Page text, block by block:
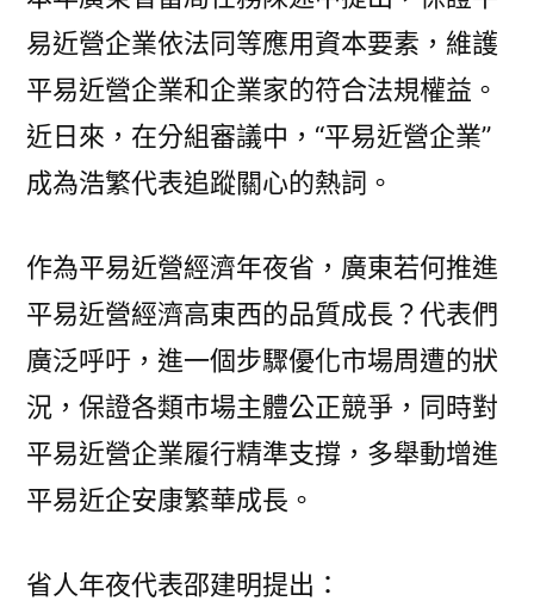
易近營企業依法同等應用資本要素，維護
平易近營企業和企業家的符合法規權益。
近日來，在分組審議中，“平易近營企業”
成為浩繁代表追蹤關心的熱詞。
作為平易近營經濟年夜省，廣東若何推進
平易近營經濟高東西的品質成長？代表們
廣泛呼吁，進一個步驟優化市場周遭的狀
況，保證各類市場主體公正競爭，同時對
平易近營企業履行精準支撐，多舉動增進
平易近企安康繁華成長。
省人年夜代表邵建明提出：